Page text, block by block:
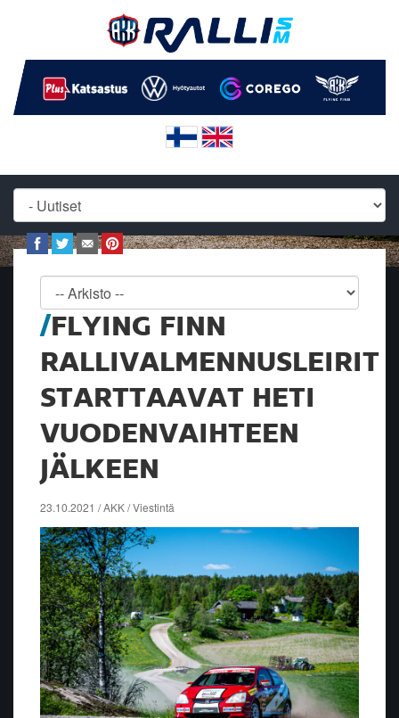
FLYING FINN
RALLIVALMENNUSLEIRIT
STARTTAAVAT HETI
VUODENVAIHTEEN
JÄLKEEN
23.10.2021 / AKK / Viestintä